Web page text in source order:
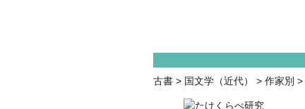
古書 > 国文学（近代） > 作家別 >